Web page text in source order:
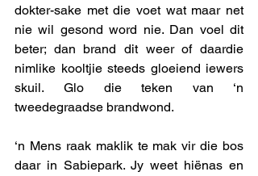
dokter-sake met die voet wat maar net
nie wil gesond word nie. Dan voel dit
beter; dan brand dit weer of daardie
nimlike kooltjie steeds gloeiend iewers
skuil. Glo die teken van ‘n
tweedegraadse brandwond.
‘n Mens raak maklik te mak vir die bos
daar in Sabiepark. Jy weet hiënas en